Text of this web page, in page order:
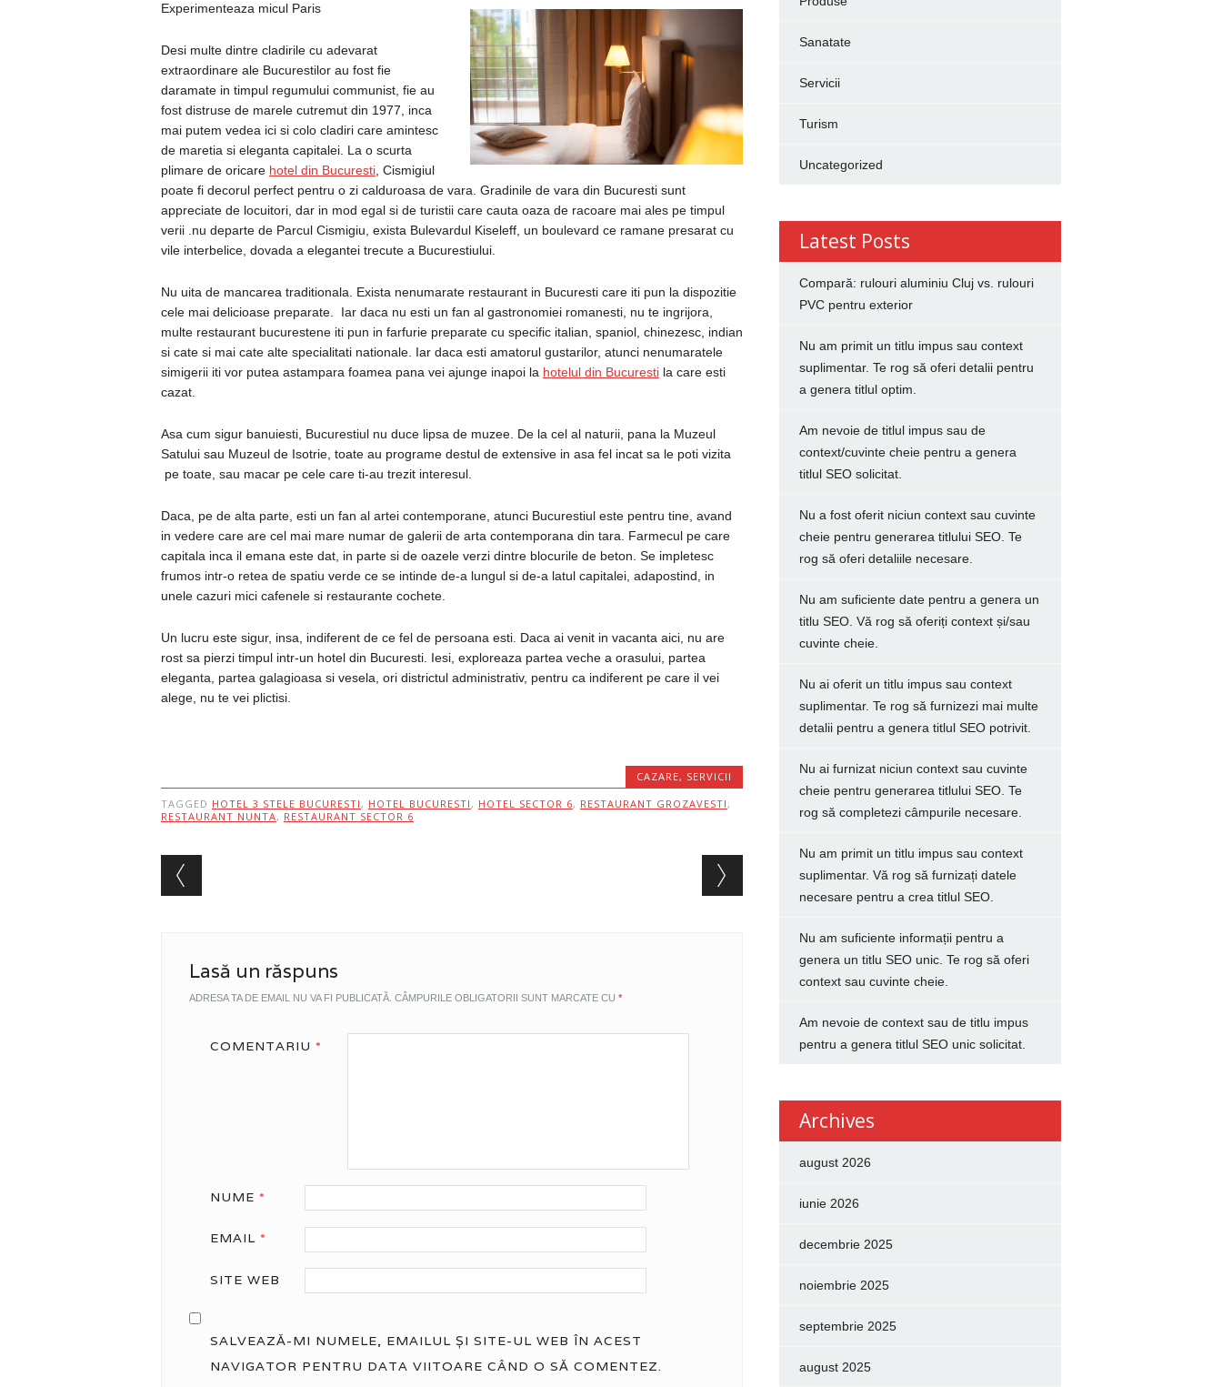
Experimenteaza micul Paris
Desi multe dintre cladirile cu adevarat
extraordinare ale Bucurestilor au fost fie
daramate in timpul regumului communist, fie au
fost distruse de marele cutremut din 1977, inca
mai putem vedea ici si colo cladiri care amintesc
de maretia si eleganta capitalei. La o scurta
plimare de oricare hotel din Bucuresti, Cismigiul
poate fi decorul perfect pentru o zi calduroasa de vara. Gradinile de vara din Bucuresti sunt
appreciate de locuitori, dar in mod egal si de turistii care cauta oaza de racoare mai ales pe timpul
verii .nu departe de Parcul Cismigiu, exista Bulevardul Kiseleff, un boulevard ce ramane presarat cu
vile interbelice, dovada a elegantei trecute a Bucurestiului.
Nu uita de mancarea traditionala. Exista nenumarate restaurant in Bucuresti care iti pun la dispozitie
cele mai delicioase preparate. Iar daca nu esti un fan al gastronomiei romanesti, nu te ingrijora,
multe restaurant bucurestene iti pun in farfurie preparate cu specific italian, spaniol, chinezesc, indian
si cate si mai cate alte specialitati nationale. Iar daca esti amatorul gustarilor, atunci nenumaratele
simigerii iti vor putea astampara foamea pana vei ajunge inapoi la hotelul din Bucurestila care esti
cazat.
Asa cum sigur banuiesti, Bucurestiul nu duce lipsa de muzee. De la cel al naturii, pana la Muzeul
Satului sau Muzeul de Isotrie, toate au programe destul de extensive in asa fel incat sa le poti vizita
pe toate, sau macar pe cele care ti-au trezit interesul.
Daca, pe de alta parte, esti un fan al artei contemporane, atunci Bucurestiul este pentru tine, avand
in vedere care are cel mai mare numar de galerii de arta contemporana din tara. Farmecul pe care
capitala inca il emana este dat, in parte si de oazele verzi dintre blocurile de beton. Se impletesc
frumos intr-o retea de spatiu verde ce se intinde de-a lungul si de-a latul capitalei, adapostind, in
unele cazuri mici cafenele si restaurante cochete.
Un lucru este sigur, insa, indiferent de ce fel de persoana esti. Daca ai venit in vacanta aici, nu are
rost sa pierzi timpul intr-un hotel din Bucuresti. Iesi, exploreaza partea veche a orasului, partea
eleganta, partea galagioasa si vesela, ori districtul administrativ, pentru ca indiferent pe care il vei
alege, nu te vei plictisi.
CAZARE, SERVICII
TAGGED HOTEL 3 STELE BUCURESTI , HOTEL BUCURESTI , HOTEL SECTOR 6, RESTAURANT GROZAVESTI ,
RESTAURANT NUNTA, RESTAURANT SECTOR 6
Post navigation
Lasă un răspuns
ADRESA TA DE EMAIL NU VA FI PUBLICATĂ. CÂMPURILE OBLIGATORII SUNT MARCATE CU *
COMENTARIU *
NUME *
EMAIL *
SITE WEB
SALVEAZĂ-MI NUMELE, EMAILUL ȘI SITE-UL WEB ÎN ACEST
NAVIGATOR PENTRU DATA VIITOARE CÂND O SĂ COMENTEZ.
Sanatate
Servicii
Turism
Uncategorized
Latest Posts
Compară: rulouri aluminiu Cluj vs. rulouri
PVC pentru exterior
Nu am primit un titlu impus sau context
suplimentar. Te rog să oferi detalii pentru
a genera titlul optim.
Am nevoie de titlul impus sau de
context/cuvinte cheie pentru a genera
titlul SEO solicitat.
Nu a fost oferit niciun context sau cuvinte
cheie pentru generarea titlului SEO. Te
rog să oferi detaliile necesare.
Nu am suficiente date pentru a genera un
titlu SEO. Vă rog să oferiți context și/sau
cuvinte cheie.
Nu ai oferit un titlu impus sau context
suplimentar. Te rog să furnizezi mai multe
detalii pentru a genera titlul SEO potrivit.
Nu ai furnizat niciun context sau cuvinte
cheie pentru generarea titlului SEO. Te
rog să completezi câmpurile necesare.
Nu am primit un titlu impus sau context
suplimentar. Vă rog să furnizați datele
necesare pentru a crea titlul SEO.
Nu am suficiente informații pentru a
genera un titlu SEO unic. Te rog să oferi
context sau cuvinte cheie.
Am nevoie de context sau de titlu impus
pentru a genera titlul SEO unic solicitat.
Archives
august 2026
iunie 2026
decembrie 2025
noiembrie 2025
septembrie 2025
august 2025